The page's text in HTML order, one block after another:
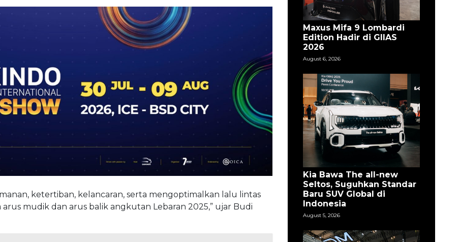
ketertiban, kelancaran, serta mengoptimalkan lalu lintas
mudik dan arus balik angkutan Lebaran 2025,” ujar Budi
Maxus Mifa 9 Lombardi
Edition Hadir di GIIAS
2026
August 6, 2026
Kia Bawa The all-new
Seltos, Suguhkan Standar
Baru SUV Global di
Indonesia
August 5, 2026